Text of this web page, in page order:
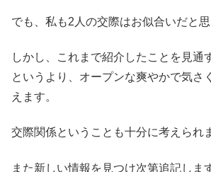
でも、私も2人の交際はお似合いだと思
しかし、これまで紹介したことを見通
というより、オープンな爽やかで気さ
えます。
交際関係ということも十分に考えられ
また新しい情報を見つけ次第追記しま